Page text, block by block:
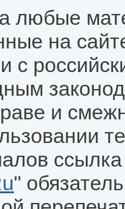
любые
на
с
и
"